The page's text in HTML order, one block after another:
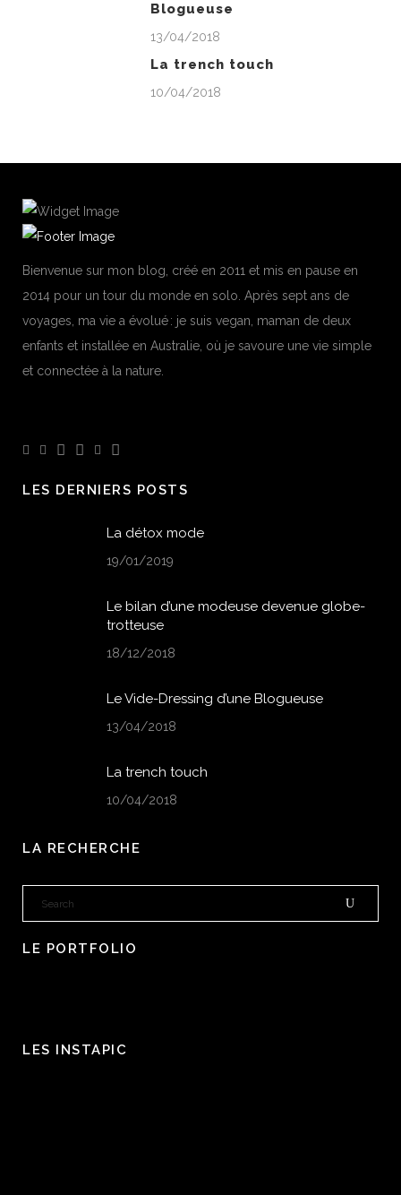
Blogueuse
13/04/2018
La trench touch
10/04/2018
Bienvenue sur mon blog, créé en 2011 et mis en pause en
2014 pour un tour du monde en solo. Après sept ans de
voyages, ma vie a évolué : je suis vegan, maman de deux
enfants et installée en Australie, où je savoure une vie simple
et connectée à la nature.
LES DERNIERS POSTS
La détox mode
19/01/2019
Le bilan d’une modeuse devenue globe-
trotteuse
18/12/2018
Le Vide-Dressing d’une Blogueuse
13/04/2018
La trench touch
10/04/2018
LA RECHERCHE
LE PORTFOLIO
LES INSTAPIC